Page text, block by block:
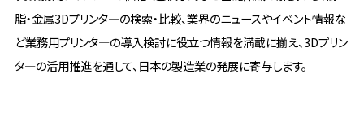
脂・金属3Dプリンタ―の検索・比較、業界のニュースやイベント情報な
ど業務用プリンタ―の導入検討に役立つ情報を満載に揃え、3Dプリン
タ―の活用推進を通して、日本の製造業の発展に寄与します。